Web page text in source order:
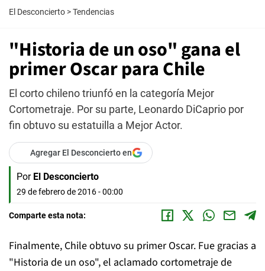
El Desconcierto >Tendencias
"Historia de un oso" gana el
primer Oscar para Chile
El corto chileno triunfó en la categoría Mejor
Cortometraje. Por su parte, Leonardo DiCaprio por
fin obtuvo su estatuilla a Mejor Actor.
Agregar El Desconcierto en
Por El Desconcierto
29 de febrero de 2016 - 00:00
Comparte esta nota:
Finalmente, Chile obtuvo su primer Oscar. Fue gracias a
"Historia de un oso", el aclamado cortometraje de